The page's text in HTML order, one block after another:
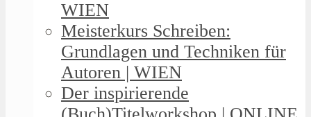
WIEN
Meisterkurs Schreiben:
Grundlagen und Techniken für
Autoren | WIEN
Der inspirierende